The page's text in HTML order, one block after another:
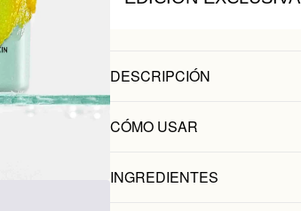
DESCRIPCIÓN
CÓMO USAR
INGREDIENTES